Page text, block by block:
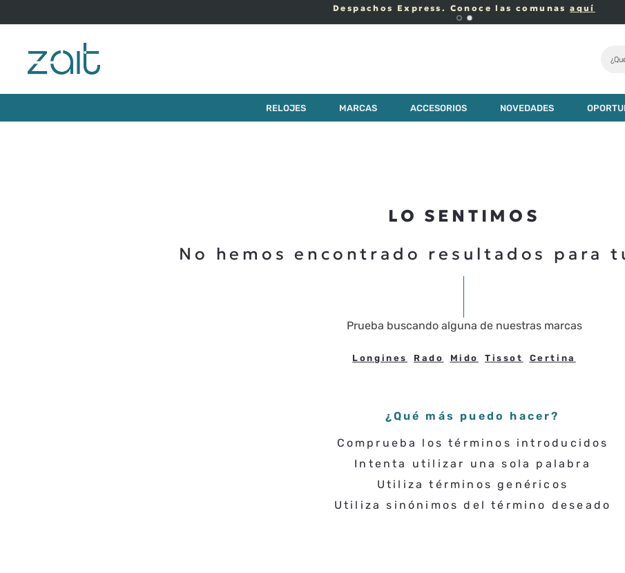
Despachos Express. Conoce las comunasaquí
RELOJES MARCAS ACCESORIOS NOVEDADES
LO SENTIMOS
No hemos encontrado resultados para
Prueba buscando alguna de nuestras marcas
Longines Rado Mido Tissot Certina
¿Qué más puedo hacer?
Comprueba los términos introducidos
Intenta utilizar una sola palabra
Utiliza términos genéricos
Utiliza sinónimos del término deseado